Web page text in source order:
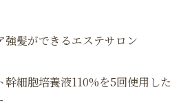
髪ができるエステサロン
幹細胞培養液110%を5回使用した